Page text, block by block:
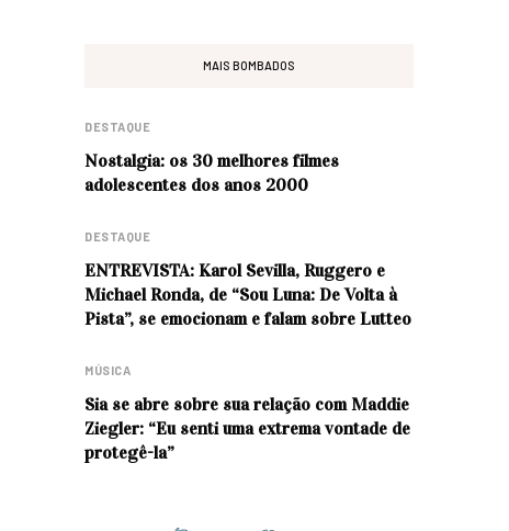
MAIS BOMBADOS
DESTAQUE
Nostalgia: os 30 melhores filmes
adolescentes dos anos 2000
DESTAQUE
ENTREVISTA: Karol Sevilla, Ruggero e
Michael Ronda, de “Sou Luna: De Volta à
Pista”, se emocionam e falam sobre Lutteo
MÚSICA
Sia se abre sobre sua relação com Maddie
Ziegler: “Eu senti uma extrema vontade de
protegê-la”